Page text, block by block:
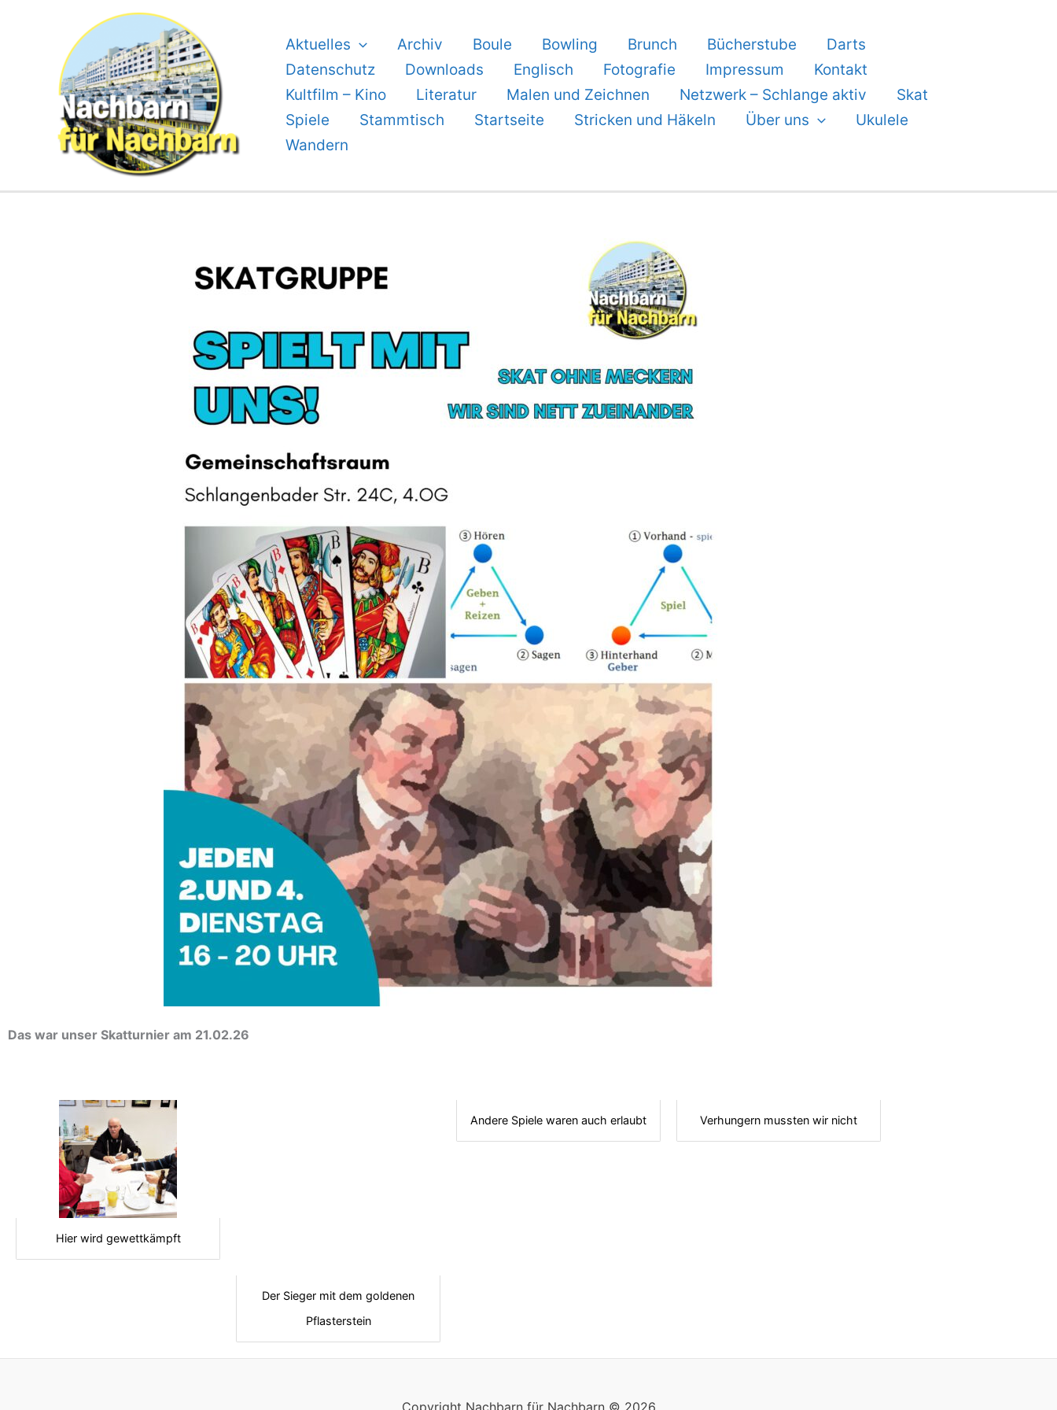
Aktuelles Archiv Boule Bowling Brunch Bücherstube
Darts
Datenschutz
Downloads Englisch Fotografie Impressum
Kontakt
Kultfilm – Kino
Literatur Malen und Zeichnen Netzwerk – Schlange aktiv
Skat
Spiele
Stammtisch Startseite Stricken und Häkeln Über uns
Ukulele
Wandern
Das war unser Skatturnier am 21.02.26
Hier wird gewettkämpft
Andere Spiele waren auch erlaubt Verhungern mussten wir nicht
Der Sieger mit dem goldenen
Pflasterstein